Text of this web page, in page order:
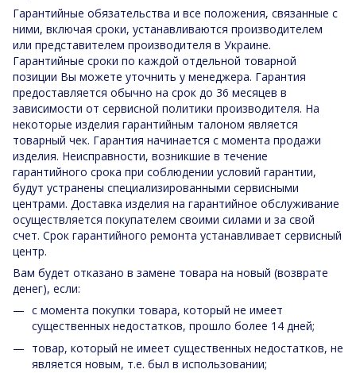
Гарантийные обязательства и все положения, связанные с
ними, включая сроки, устанавливаются производителем
или представителем производителя в Украине.
Гарантийные сроки по каждой отдельной товарной
позиции Вы можете уточнить у менеджера. Гарантия
предоставляется обычно на срок до 36 месяцев в
зависимости от сервисной политики производителя. На
некоторые изделия гарантийным талоном является
товарный чек. Гарантия начинается с момента продажи
изделия. Неисправности, возникшие в течение
гарантийного срока при соблюдении условий гарантии,
будут устранены специализированными сервисными
центрами. Доставка изделия на гарантийное обслуживание
осуществляется покупателем своими силами и за свой
счет. Срок гарантийного ремонта устанавливает сервисный
центр.
Вам будет отказано в замене товара на новый (возврате
денег), если:
с момента покупки товара, который не имеет
существенных недостатков, прошло более 14 дней;
товар, который не имеет существенных недостатков, не
является новым, т.е. был в использовании;